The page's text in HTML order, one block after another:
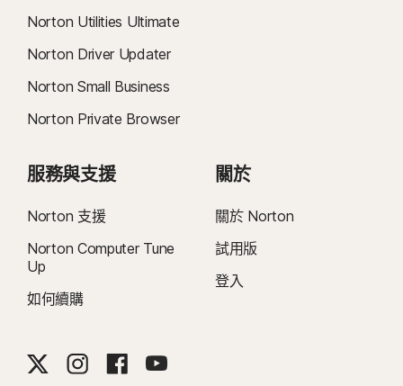
Norton Utilities Ultimate
Norton Driver Updater
Norton Small Business
Norton Private Browser
服務與支援
Norton 支援
Norton Computer Tune
Up
如何續購
關於
關於 Norton
試用版
登入